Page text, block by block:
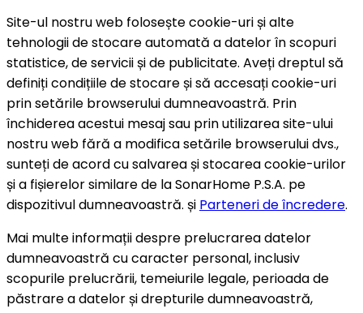
Site-ul nostru web folosește cookie-uri și alte
tehnologii de stocare automată a datelor în scopuri
statistice, de servicii și de publicitate. Aveți dreptul să
definiți condițiile de stocare și să accesați cookie-uri
prin setările browserului dumneavoastră. Prin
închiderea acestui mesaj sau prin utilizarea site-ului
nostru web fără a modifica setările browserului dvs.,
sunteți de acord cu salvarea și stocarea cookie-urilor
și a fișierelor similare de la SonarHome P.S.A. pe
dispozitivul dumneavoastră. și Parteneri de încredere.
Mai multe informații despre prelucrarea datelor
dumneavoastră cu caracter personal, inclusiv
scopurile prelucrării, temeiurile legale, perioada de
păstrare a datelor și drepturile dumneavoastră,